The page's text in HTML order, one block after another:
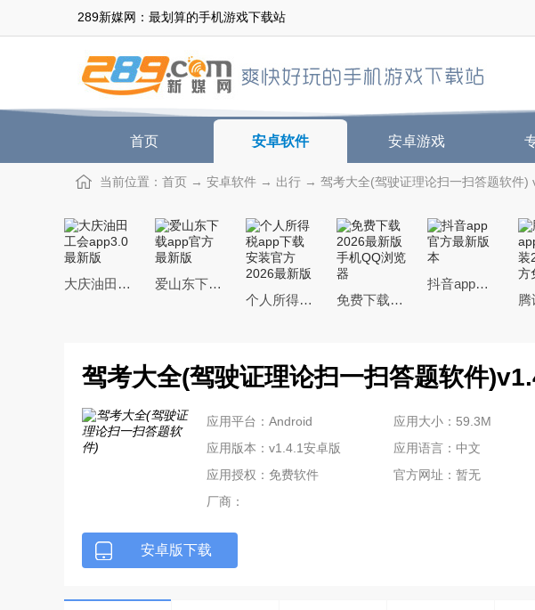
289新媒网：最划算的手机游戏下载站
首页 安卓软件 安卓游戏
当前位置： 首页 → 安卓软件 → 出行 → 驾考大全(驾驶证理论扫一扫答题软件)
大庆油田工会app3.0最新版
爱山东下载app官方最新版
个人所得税app下载安装官方2026最新版
免费下载2026最新版手机QQ浏览器
抖音app官方最新版本
驾考大全(驾驶证理论扫一扫答题软件
应用平台：Android 应用大小：59.3M
应用版本：v1.4.1安卓版
应用语言：中文
应用授权：免费软件
官方网址：暂无
厂商：
安卓版下载